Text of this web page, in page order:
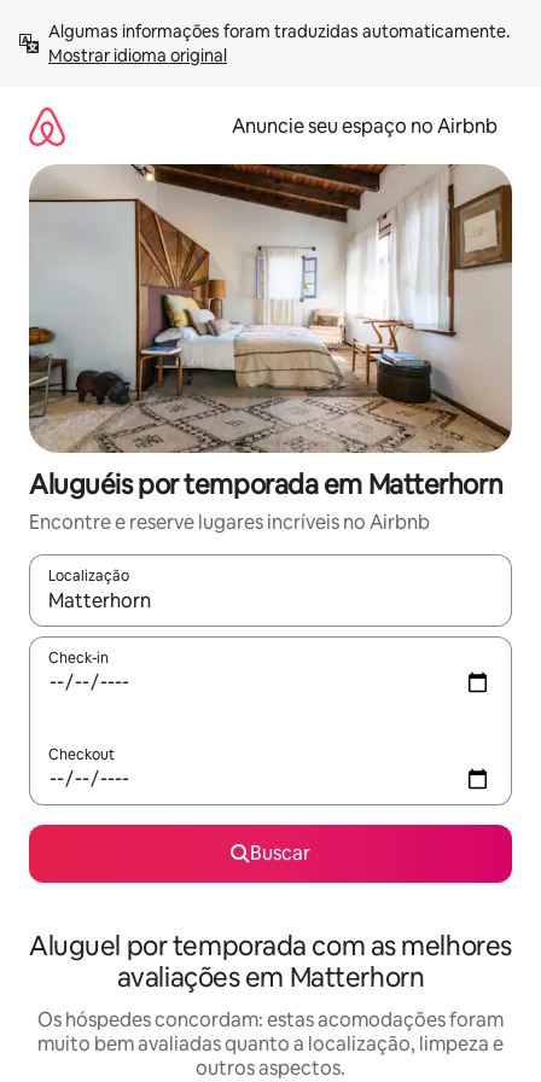
para
Mostrar idioma original
Anuncie seu espaço no Airbnb
Aluguéis por temporada em Matterhorn
Encontre e reserve lugares incríveis no Airbnb
Localização
Quando os resultados estiverem disponíveis, explore-os
Check-in
Checkout
Buscar
Aluguel por temporada com as melhores
avaliações em Matterhorn
Os hóspedes concordam: estas acomodações foram
muito bem avaliadas quanto a localização, limpeza e
outros aspectos.